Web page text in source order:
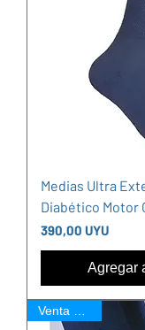
Medias Ultra
Diabético Motor
Precio
390,00 UYU
Agregar